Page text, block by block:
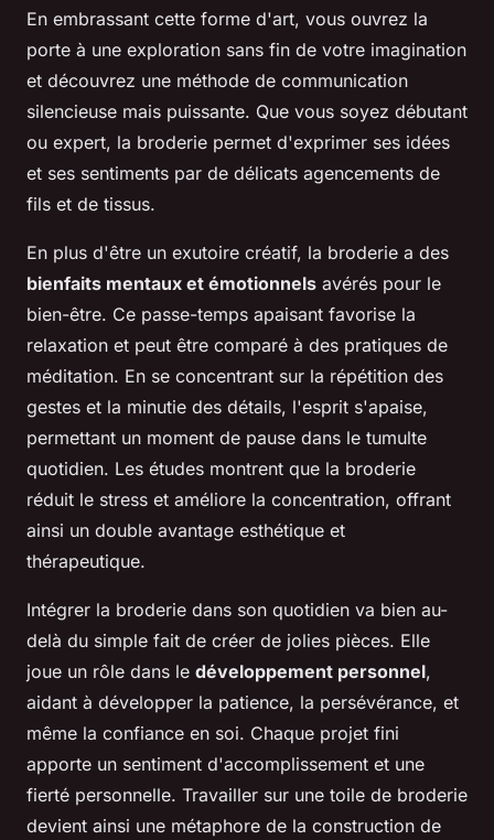
En embrassant cette forme d'art, vous ouvrez la
porte à une exploration sans fin de votre imagination
et découvrez une méthode de communication
silencieuse mais puissante. Que vous soyez débutant
ou expert, la broderie permet d'exprimer ses idées
et ses sentiments par de délicats agencements de
fils et de tissus.
En plus d'être un exutoire créatif, la broderie a des
bienfaits mentaux et émotionnels avérés pour le
bien-être. Ce passe-temps apaisant favorise la
relaxation et peut être comparé à des pratiques de
méditation. En se concentrant sur la répétition des
gestes et la minutie des détails, l'esprit s'apaise,
permettant un moment de pause dans le tumulte
quotidien. Les études montrent que la broderie
réduit le stress et améliore la concentration, offrant
ainsi un double avantage esthétique et
thérapeutique.
Intégrer la broderie dans son quotidien va bien au-
delà du simple fait de créer de jolies pièces. Elle
joue un rôle dans le développement personnel,
aidant à développer la patience, la persévérance, et
même la confiance en soi. Chaque projet fini
apporte un sentiment d'accomplissement et une
fierté personnelle. Travailler sur une toile de broderie
devient ainsi une métaphore de la construction de